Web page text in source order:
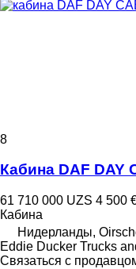
8
Кабина DAF DAY
61 710 000 UZS 4 500
Кабина
Нидерланды,
Eddie Ducker Trucks
Связаться с